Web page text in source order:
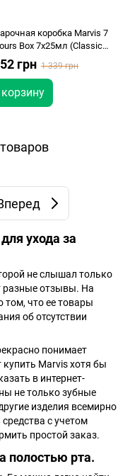
коробка Marvis 7
Box 7x25мл (Classic
Whitening, Aquatic,
Licorice, Jasmin ,
грн 1 339 грн
ухода за
не слышал только
разные отзывы. На
том, что ее товары
об отсутствии
понимает
купить Marvis хотя бы
в интернет-
не только зубные
изделия всемирно
с учетом
простой заказ.
полостью рта.